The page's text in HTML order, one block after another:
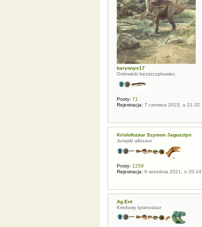
baryonyx17
Ordowicki bezszczękowiec
Posty: 71
Rejestracja: 7 czerwca 2023, o 21:32
Kriolofozaur Szymon Jagusztyn
Jurajski allozaur
Posty: 1259
Rejestracja: 6 września 2021, o 20:24
Ag.Ent
Kredowy tyranozaur